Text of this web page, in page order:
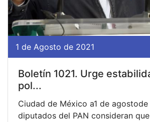
1 de Agosto de 2021
Boletín 1021. Urge
pol...
Ciudad de México a1 de
diputados del PAN consideran